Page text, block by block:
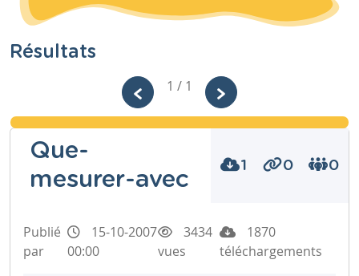
Résultats
1 / 1
Que-
mesurer-avec
1 0 0
Publié
par
15-10-2007
00:00
3434
vues
1870
téléchargements